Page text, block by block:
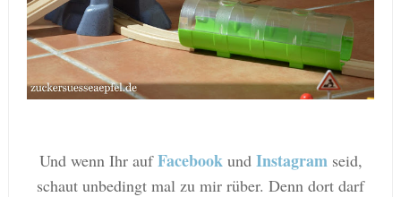
Und wenn Ihr aufFacebookund Instagramseid,
schaut unbedingt mal zu mir rüber. Denn dort darf